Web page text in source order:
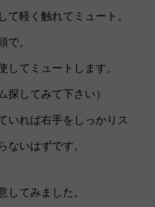
て軽く触れてミュート。
で。
してミュートします。
探してみて下さい）
いれば右手をしっかりス
ないはずです。
してみました。